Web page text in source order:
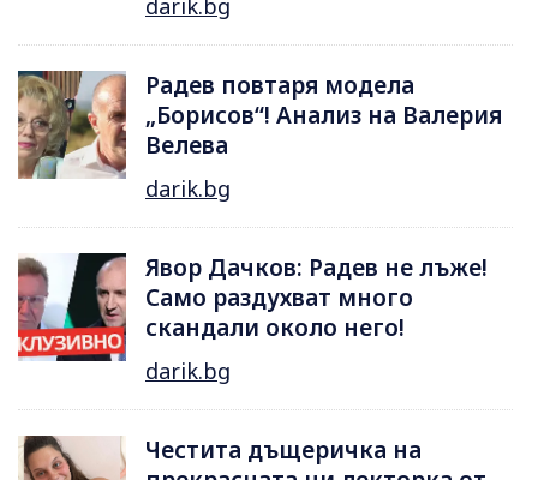
darik.bg
Радев повтаря модела
„Борисов“! Анализ на Валерия
Велева
darik.bg
Явор Дачков: Радев не лъже!
Само раздухват много
скандали около него!
darik.bg
Честита дъщеричка на